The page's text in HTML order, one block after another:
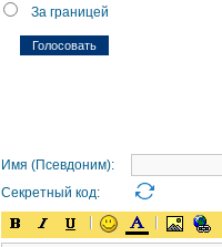
За границей
Имя (Псевдоним):
Секретный код: